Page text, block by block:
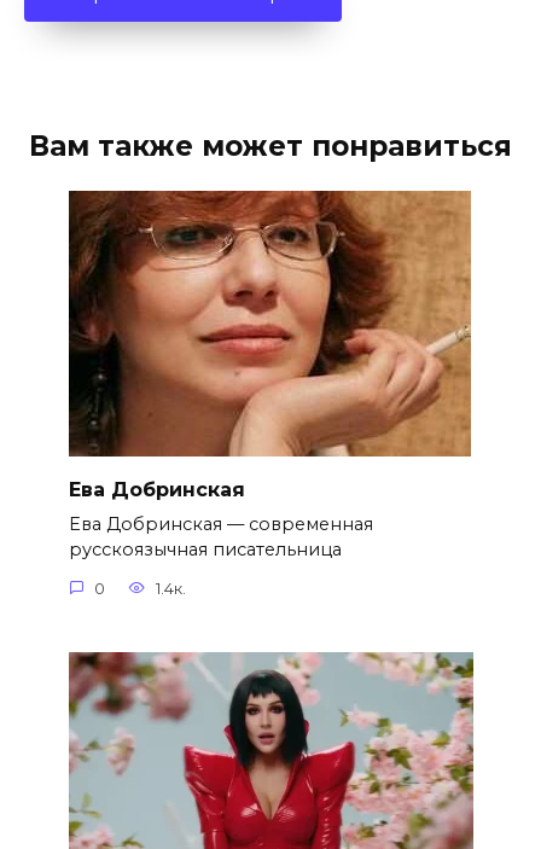
Вам также может понравиться
Ева Добринская
Ева Добринская — современная
русскоязычная писательница
0 1.4к.